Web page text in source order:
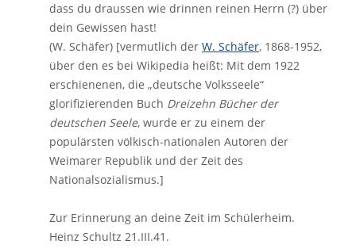
dass du draussen wie drinnen reinen Herrn (?) über
dein Gewissen hast!
(W. Schäfer) [vermutlich der W. Schäfer, 1868-1952,
über den es bei Wikipedia heißt: Mit dem 1922
erschienenen, die „deutsche Volksseele“
glorifizierenden Buch Dreizehn Bücher der
deutschen Seele, wurde er zu einem der
populärsten völkisch-nationalen Autoren der
Weimarer Republik und der Zeit des
Nationalsozialismus.]
Zur Erinnerung an deine Zeit im Schülerheim.
Heinz Schultz 21.III.41.